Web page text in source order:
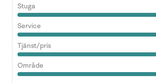
Stuga
Service
Tjänst/pris
Område